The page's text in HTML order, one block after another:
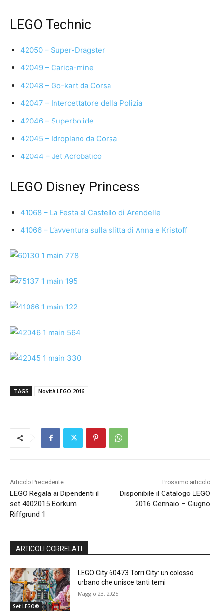
LEGO Technic
42050 – Super-Dragster
42049 – Carica-mine
42048 – Go-kart da Corsa
42047 – Intercettatore della Polizia
42046 – Superbolide
42045 – Idroplano da Corsa
42044 – Jet Acrobatico
LEGO Disney Princess
41068 – La Festa al Castello di Arendelle
41066 – L’avventura sulla slitta di Anna e Kristoff
TAGS Novità LEGO 2016
Articolo Precedente
LEGO Regala ai Dipendenti il
set 4002015 Borkum
Riffgrund 1
Prossimo articolo
Disponibile il Catalogo LEGO
2016 Gennaio – Giugno
ARTICOLI CORRELATI
Set LEGO®
LEGO City 60473 Torri City: un colosso
urbano che unisce tanti temi
Maggio 23, 2025